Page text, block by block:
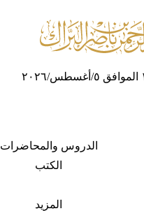
الدروس والمحاضرات
الكتب
المزيد